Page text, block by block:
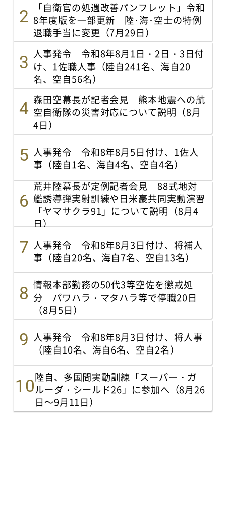
「自衛官の処遇改善パンフレット」令和
8年度版を一部更新 陸･海･空士の特例
退職手当に変更（7月29日）
人事発令 令和8年8月1日・2日・3日付
け、1佐職人事（陸自241名、海自20
名、空自56名）
森田空幕長が記者会見 熊本地震への航
空自衛隊の災害対応について説明（8月
4日）
人事発令 令和8年8月5日付け、1佐人
事（陸自1名、海自4名、空自4名）
荒井陸幕長が定例記者会見 88式地対
艦誘導弾実射訓練や日米豪共同実動演習
「ヤマサクラ91」について説明（8月4
日）
人事発令 令和8年8月3日付け、将補人
事（陸自20名、海自7名、空自13名）
情報本部勤務の50代3等空佐を懲戒処
分 パワハラ・マタハラ等で停職20日
（8月5日）
人事発令 令和8年8月3日付け、将人事
（陸自10名、海自6名、空自2名）
陸自、多国間実動訓練「スーパー・ガ
ルーダ・シールド26」に参加へ（8月26
日～9月11日）